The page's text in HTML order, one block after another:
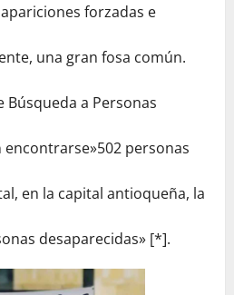
forzadas e
una gran fosa común.
Búsqueda a Personas
personas
en la capital antioqueña, la
desaparecidas» [*].